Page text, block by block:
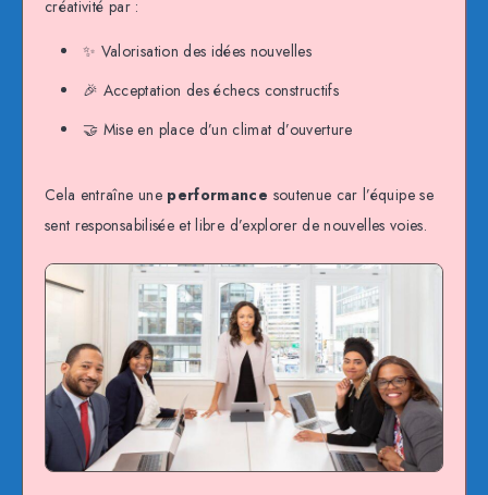
créativité par :
✨ Valorisation des idées nouvelles
🎉 Acceptation des échecs constructifs
🤝 Mise en place d’un climat d’ouverture
Cela entraîne une performance soutenue car l’équipe se
sent responsabilisée et libre d’explorer de nouvelles voies.